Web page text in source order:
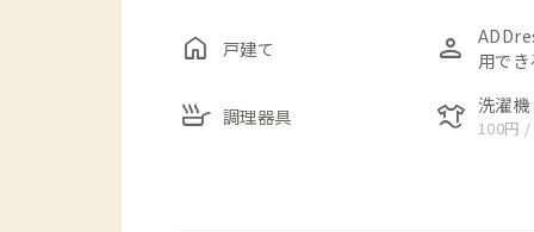
るよう、カウンターとチェアを設置。
トイレは1階と2階の2か所にあり、お
home 戸建て person
用で
skillet 調理器具 laundry 洗濯機
100円